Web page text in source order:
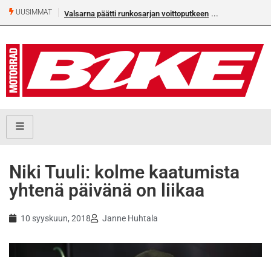
UUSIMMAT Valsarna päätti runkosarjan voittoputkeen
Niki Tuuli: kolme kaatumista
yhtenä päivänä on liikaa
10 syyskuun, 2018 Janne Huhtala